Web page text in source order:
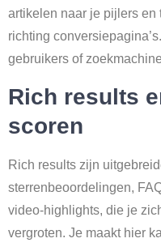
artikelen naar je pijlers en
richting
gebruikers of
Rich results
scoren
Rich results zijn
sterrenbeoordelingen,
video-highlights, die je
vergroten. Je maakt hier